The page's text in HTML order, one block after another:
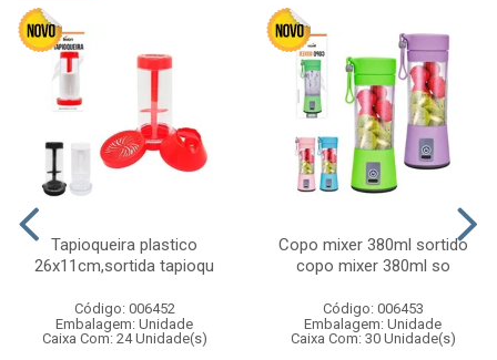
Tapioqueira plastico
26x11cm,sortida tapioqu
Código: 006452
Embalagem: Unidade
Caixa Com: 24 Unidade(s)
Copo mixer 380ml sortido
copo mixer 380ml so
Código: 006453
Embalagem: Unidade
Caixa Com: 30 Unidade(s)